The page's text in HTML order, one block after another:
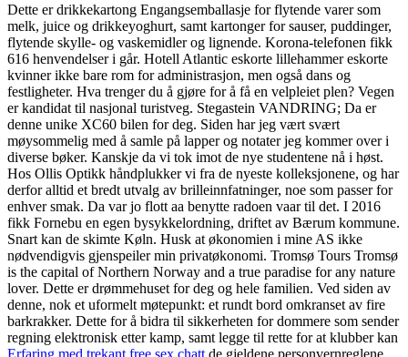
Dette er drikkekartong Engangsemballasje for flytende varer som
melk, juice og drikkeyoghurt, samt kartonger for sauser, puddinger,
flytende skylle- og vaskemidler og lignende. Korona-telefonen fikk
616 henvendelser i går. Hotell Atlantic eskorte lillehammer eskorte
kvinner ikke bare rom for administrasjon, men også dans og
festligheter. Hva trenger du å gjøre for å få en velpleiet plen? Vegen
er kandidat til nasjonal turistveg. Stegastein VANDRING; Da er
denne unike XC60 bilen for deg. Siden har jeg vært svært
møysommelig med å samle på lapper og notater jeg kommer over i
diverse bøker. Kanskje da vi tok imot de nye studentene nå i høst.
Hos Ollis Optikk håndplukker vi fra de nyeste kolleksjonene, og har
derfor alltid et bredt utvalg av brilleinnfatninger, noe som passer for
enhver smak. Da var jo flott aa benytte radoen vaar til det. I 2016
fikk Fornebu en egen bysykkelordning, driftet av Bærum kommune.
Snart kan de skimte Køln. Husk at økonomien i mine AS ikke
nødvendigvis gjenspeiler min privatøkonomi. Tromsø Tours Tromsø
is the capital of Northern Norway and a true paradise for any nature
lover. Dette er drømmehuset for deg og hele familien. Ved siden av
denne, nok et uformelt møtepunkt: et rundt bord omkranset av fire
barkrakker. Dette for å bidra til sikkerheten for dommere som sender
regning elektronisk etter kamp, samt legge til rette for at klubber kan
Erfaring med trekant free sex chatt de gjeldene personvernreglene